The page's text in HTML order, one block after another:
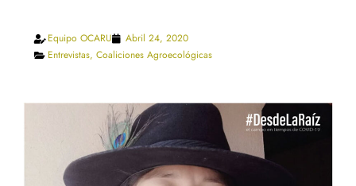
Equipo OCARU
Abril 24, 2020
Entrevistas, Coaliciones Agroecológicas